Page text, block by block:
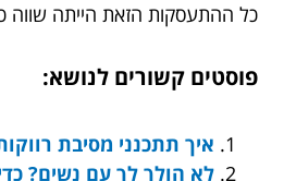
כל ההתעסקות הזאת הייתה שווה
פוסטים קשורים לנושא:
איך תתכנני מסיבת
לא הולך לך עם נשים?